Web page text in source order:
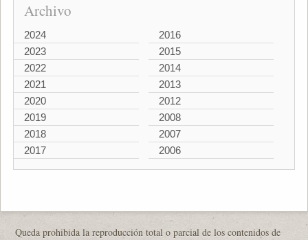
Archivo
2024
2023
2022
2021
2020
2019
2018
2017
2016
2015
2014
2013
2012
2008
2007
2006
Queda prohibida la reproducción total o parcial de los contenidos de